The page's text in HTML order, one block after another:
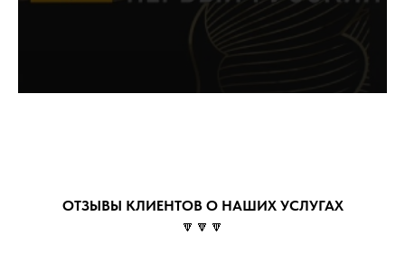
ОТЗЫВЫ КЛИЕНТОВ О НАШИХ УСЛУГАХ
🔽🔽🔽